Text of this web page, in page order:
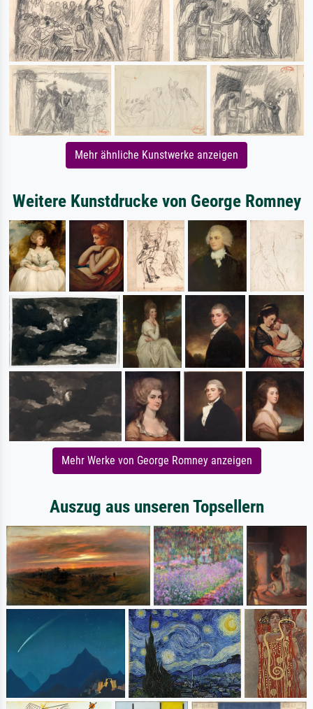
Mehr ähnliche Kunstwerke anzeigen
Weitere Kunstdrucke von George Romney
Mehr Werke von George Romney anzeigen
Auszug aus unseren Topsellern